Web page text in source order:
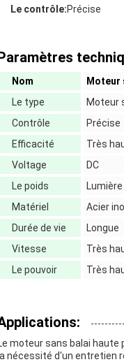
Le contrôle:Précise
Nom
Moteur
Le type
Moteur
Contrôle
Précise
Efficacité
Très
Voltage
DC
Le poids
Lumière
Matériel
Acier
Durée de vie
Longue
Vitesse
Très
Le pouvoir
Très
moteur sans balai haute
nécessité d'un entretien